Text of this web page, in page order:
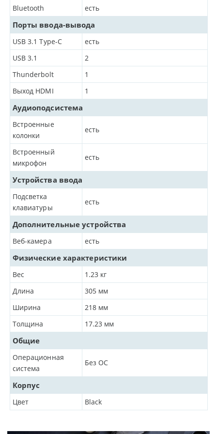
Bluetooth есть
Порты ввода-вывода
USB 3.1 Type-C
есть
USB 3.1
2
Thunderbolt
1
Выход HDMI
1
Аудиоподсистема
Встроенные
колонки
есть
Встроенный
микрофон
есть
Устройства ввода
Подсветка
клавиатуры
есть
Дополнительные устройства
Веб-камера есть
Физические характеристики
Вес 1.23 кг
Длина
305 мм
Ширина
218 мм
Толщина
17.23 мм
Общие
Операционная
система
Без ОС
Корпус
Цвет Black